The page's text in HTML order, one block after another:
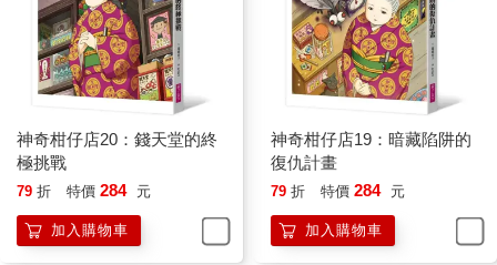
神奇柑仔店20：錢天堂的終
極挑戰
79 折 特價 284 元
加入購物車
神奇柑仔店19：暗藏陷阱的
復仇計畫
79 折 特價 284 元
加入購物車